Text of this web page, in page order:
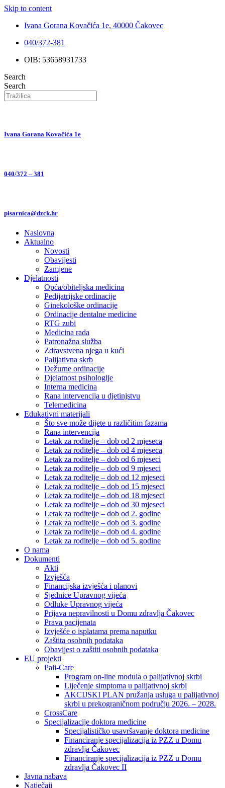
Skip to content
Ivana Gorana Kovačića 1e, 40000 Čakovec
040/372-381
OIB: 53658931733
Search
Search
Ivana Gorana Kovačića 1e
040/372 – 381
pisarnica@dzck.hr
Naslovna
Aktualno
Novosti
Obavijesti
Zamjene
Djelatnosti
Opća/obiteljska medicina
Pedijatrijske ordinacije
Ginekološke ordinacije
Ordinacije dentalne medicine
RTG zubi
Medicina rada
Patronažna služba
Zdravstvena njega u kući
Palijativna skrb
Dežurne ordinacije
Djelatnost psihologije
Interna medicina
Rana intervencija u djetinjstvu
Telemedicina
Edukativni materijali
Što sve može dijete u različitim fazama
Rana intervencija
Letak za roditelje – dob od 2 mjeseca
Letak za roditelje – dob od 4 mjeseca
Letak za roditelje – dob od 6 mjeseci
Letak za roditelje – dob od 9 mjeseci
Letak za roditelje – dob od 12 mjeseci
Letak za roditelje – dob od 15 mjeseci
Letak za roditelje – dob od 18 mjeseci
Letak za roditelje – dob od 30 mjeseci
Letak za roditelje – dob od 2. godine
Letak za roditelje – dob od 3. godine
Letak za roditelje – dob od 4. godine
Letak za roditelje – dob od 5. godine
O nama
Dokumenti
Akti
Izvješća
Financijska izvješća i planovi
Sjednice Upravnog vijeća
Odluke Upravnog vijeća
Prijava nepravilnosti u Domu zdravlja Čakovec
Prava pacijenata
Izvješće o isplatama prema naputku
Zaštita osobnih podataka
Obavijest o zaštiti osobnih podataka
EU projekti
Pali-Care
Program on-line modula o palijativnoj skrbi
Liječenje simptoma u palijativnoj skrbi
AKCIJSKI PLAN pružanja usluga u palijativnoj
skrbi u prekograničnom području 2026. – 2028.
CrossCare
Specijalizacije doktora medicine
Specijalističko usavršavanje doktora medicine
Financiranje specijalizacija iz PZZ u Domu
zdravlja Čakovec
Financiranje specijalizacija iz PZZ u Domu
zdravlja Čakovec II
Javna nabava
Natječaji